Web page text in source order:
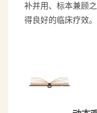
补并用、标本兼顾
得良好的临床疗效。